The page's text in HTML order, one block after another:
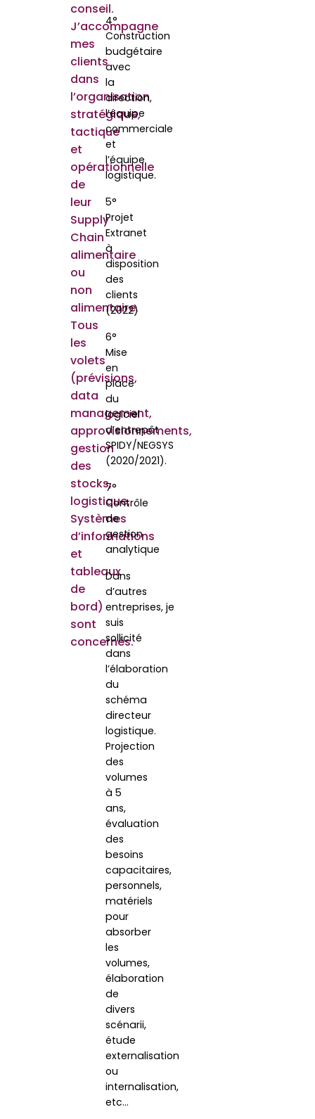
conseil.
J’accompagne
mes
clients
dans
l’organisation
stratégique,
tactique
et
opérationnelle
de
leur
Supply
Chain
alimentaire
ou
non
alimentaire.
Tous
les
volets
(prévisions,
data
management,
approvisionnements,
gestion
des
stocks,
logistique,
Systèmes
d’informations
et
tableaux
de
bord)
sont
concernés.
4°
Construction
budgétaire
avec
la
direction,
l’équipe
commerciale
et
l’équipe
logistique.
5°
Projet
Extranet
à
disposition
des
clients
(2022)
6°
Mise
en
place
du
logiciel
d’entrepôt
SPIDY/NEGSYS
(2020/2021).
7°
Contrôle
de
gestion
analytique
Dans
d’autres
entreprises, je
suis
sollicité
dans
l’élaboration
du
schéma
directeur
logistique.
Projection
des
volumes
à 5
ans,
évaluation
des
besoins
capacitaires,
personnels,
matériels
pour
absorber
les
volumes,
élaboration
de
divers
scénarii,
étude
externalisation
ou
internalisation,
etc…